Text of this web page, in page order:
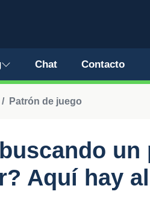
Chat Contacto
Patrón de juego
Aquí hay